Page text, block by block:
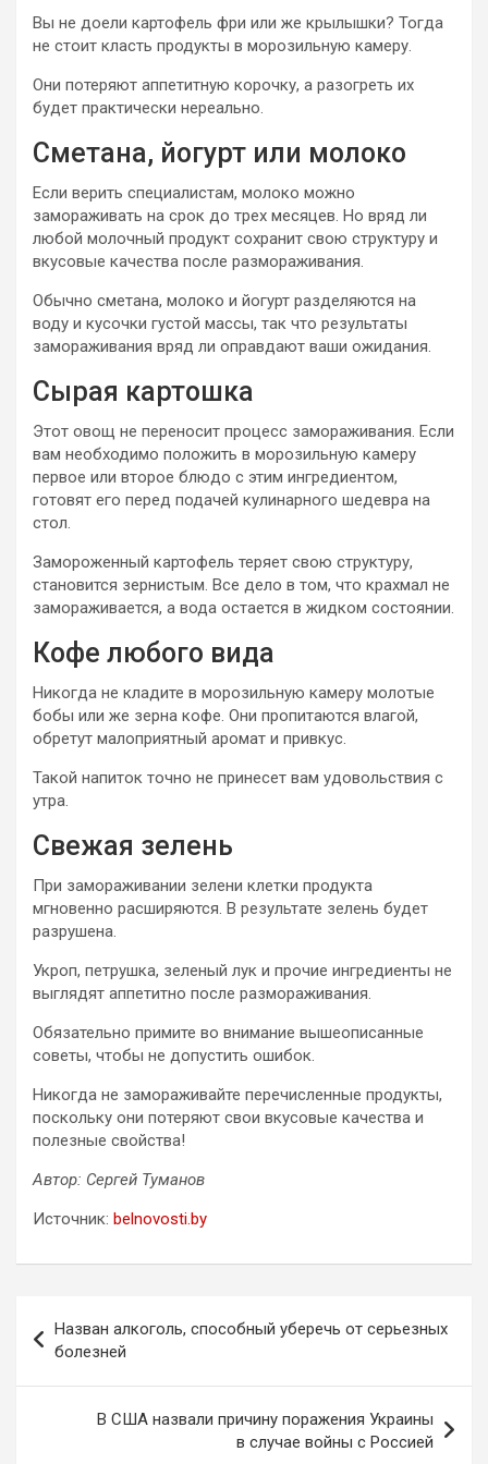
Вы не доели картофель фри или же крылышки? Тогда
не стоит класть продукты в морозильную камеру.
Они потеряют аппетитную корочку, а разогреть их
будет практически нереально.
Сметана, йогурт или молоко
Если верить специалистам, молоко можно
замораживать на срок до трех месяцев. Но вряд ли
любой молочный продукт сохранит свою структуру и
вкусовые качества после размораживания.
Обычно сметана, молоко и йогурт разделяются на
воду и кусочки густой массы, так что результаты
замораживания вряд ли оправдают ваши ожидания.
Сырая картошка
Этот овощ не переносит процесс замораживания. Если
вам необходимо положить в морозильную камеру
первое или второе блюдо с этим ингредиентом,
готовят его перед подачей кулинарного шедевра на
стол.
Замороженный картофель теряет свою структуру,
становится зернистым. Все дело в том, что крахмал не
замораживается, а вода остается в жидком состоянии.
Кофе любого вида
Никогда не кладите в морозильную камеру молотые
бобы или же зерна кофе. Они пропитаются влагой,
обретут малоприятный аромат и привкус.
Такой напиток точно не принесет вам удовольствия с
утра.
Свежая зелень
При замораживании зелени клетки продукта
мгновенно расширяются. В результате зелень будет
разрушена.
Укроп, петрушка, зеленый лук и прочие ингредиенты не
выглядят аппетитно после размораживания.
Обязательно примите во внимание вышеописанные
советы, чтобы не допустить ошибок.
Никогда не замораживайте перечисленные продукты,
поскольку они потеряют свои вкусовые качества и
полезные свойства!
Автор: Сергей Туманов
Источник: belnovosti.by
по
записям
Назван алкоголь, способный уберечь от серьезных
болезней
В США назвали причину поражения Украины
в случае войны с Россией